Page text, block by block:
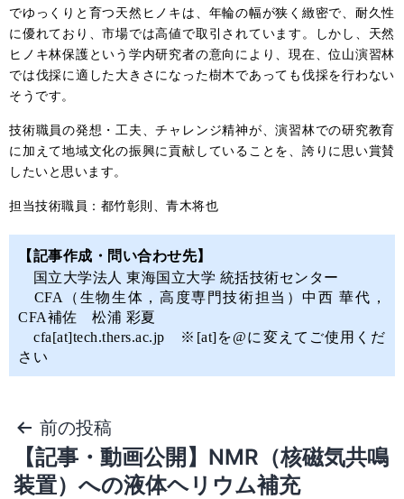
でゆっくりと育つ天然ヒノキは、年輪の幅が狭く緻密で、耐久性
に優れており、市場では高値で取引されています。しかし、天然
ヒノキ林保護という学内研究者の意向により、現在、位山演習林
では伐採に適した大きさになった樹木であっても伐採を行わない
そうです。
技術職員の発想・工夫、チャレンジ精神が、演習林での研究教育
に加えて地域文化の振興に貢献していることを、誇りに思い賞賛
したいと思います。
担当技術職員：都竹彰則、青木将也
【記事作成・問い合わせ先】
国立大学法人 東海国立大学 統括技術センター
CFA（生物生体，高度専門技術担当）中西 華代，
CFA補佐 松浦 彩夏
cfa[at]tech.thers.ac.jp ※[at]を@に変えてご使用くだ
さい
前の投稿
【記事・動画公開】NMR（核磁気共鳴
装置）への液体ヘリウム補充